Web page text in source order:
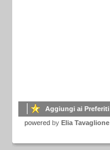
Aggiungi ai Preferiti
powered by Elia Tavaglione